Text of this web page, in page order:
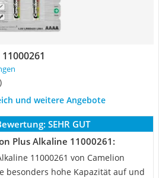
)
und weitere Angebote
SEHR GUT
Plus Alkaline 11000261:
11000261 von Camelion
besonders hohe Kapazität auf und